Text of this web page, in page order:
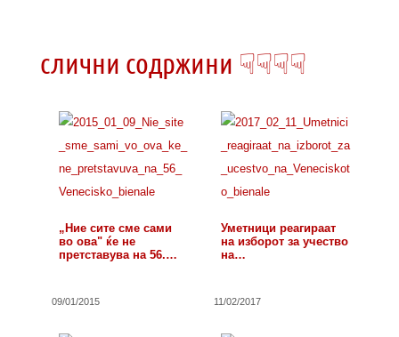
слични содржини ☟☟☟☟
„Ние сите сме сами
во ова" ќе не
претставува на 56.…
09/01/2015
Уметници реагираат
на изборот за учество
на…
11/02/2017